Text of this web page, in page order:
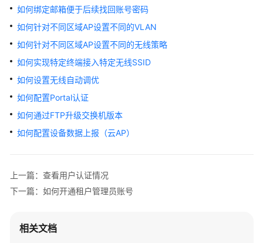
络
型
配
案
例
品
服
通
如何绑定邮箱便于后续找回账号密码
如何针对不同区域AP设置不同的VLAN
如何针对不同区域AP设置不同的无线策略
如何实现特定终端接入特定无线SSID
如何设置无线自动调优
如何配置Portal认证
如何通过FTP升级交换机版本
如何配置设备数据上报（云AP）
上一篇：查看用户认证情况
下一篇：如何开通租户管理员账号
相关文档